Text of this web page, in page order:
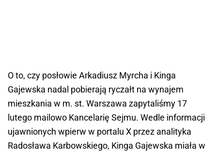
O to, czy posłowie Arkadiusz Myrcha i Kinga
Gajewska nadal pobierają ryczałt na wynajem
mieszkania w m. st. Warszawa zapytaliśmy 17
lutego mailowo Kancelarię Sejmu. Wedle informacji
ujawnionych wpierw w portalu X przez analityka
Radosława Karbowskiego, Kinga Gajewska miała w